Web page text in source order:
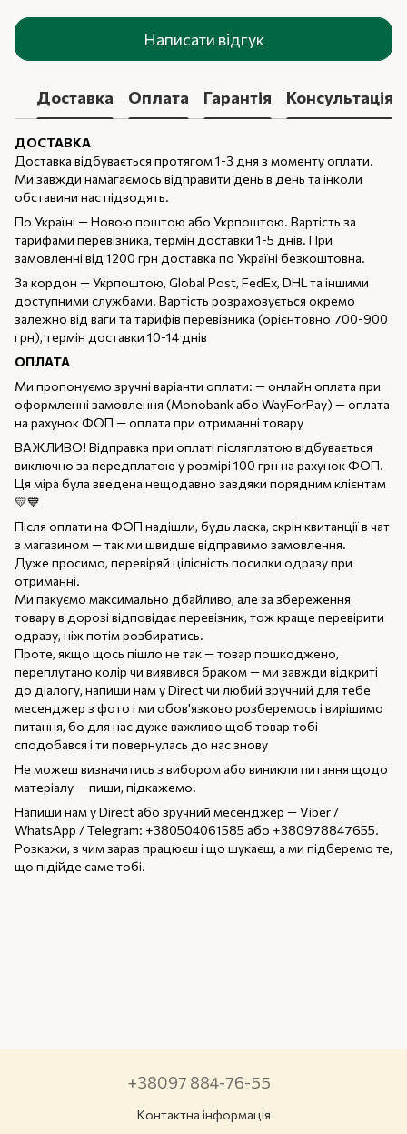
Написати відгук
Доставка Оплата Гарантія Консультація
ДОСТАВКА
Доставка відбувається протягом 1-3 дня з моменту оплати.
Ми завжди намагаємось відправити день в день та інколи
обставини нас підводять.
По Україні — Новою поштою або Укрпоштою. Вартість за
тарифами перевізника, термін доставки 1-5 днів. При
замовленні від 1200 грн доставка по Україні безкоштовна.
За кордон — Укрпоштою, Global Post, FedEx, DHL та іншими
доступними службами. Вартість розраховується окремо
залежно від ваги та тарифів перевізника (орієнтовно 700-900
грн), термін доставки 10-14 днів
ОПЛАТА
Ми пропонуємо зручні варіанти оплати: — онлайн оплата при
оформленні замовлення (Monobank або WayForPay) — оплата
на рахунок ФОП — оплата при отриманні товару
ВАЖЛИВО! Відправка при оплаті післяплатою відбувається
виключно за передплатою у розмірі 100 грн на рахунок ФОП.
Ця міра була введена нещодавно завдяки порядним клієнтам
💛💙
Після оплати на ФОП надішли, будь ласка, скрін квитанції в чат
з магазином — так ми швидше відправимо замовлення.
Дуже просимо, перевіряй цілісність посилки одразу при
отриманні.
Ми пакуємо максимально дбайливо, але за збереження
товару в дорозі відповідає перевізник, тож краще перевірити
одразу, ніж потім розбиратись.
Проте, якщо щось пішло не так — товар пошкоджено,
переплутано колір чи виявився браком — ми завжди відкриті
до діалогу, напиши нам у Direct чи любий зручний для тебе
месенджер з фото і ми обов'язково розберемось і вирішимо
питання, бо для нас дуже важливо щоб товар тобі
сподобався і ти повернулась до нас знову
Не можеш визначитись з вибором або виникли питання щодо
матеріалу — пиши, підкажемо.
Напиши нам у Direct або зручний месенджер — Viber /
WhatsApp / Telegram: +380504061585 або +380978847655.
Розкажи, з чим зараз працюєш і що шукаєш, а ми підберемо те,
що підійде саме тобі.
+38097 884-76-55
Контактна інформація